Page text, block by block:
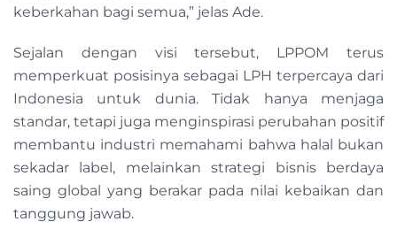
keberkahan bagi semua,” jelas Ade.
Sejalan dengan visi tersebut, LPPOM terus
memperkuat posisinya sebagai LPH terpercaya dari
Indonesia untuk dunia. Tidak hanya menjaga
standar, tetapi juga menginspirasi perubahan positif
membantu industri memahami bahwa halal bukan
sekadar label, melainkan strategi bisnis berdaya
saing global yang berakar pada nilai kebaikan dan
tanggung jawab.